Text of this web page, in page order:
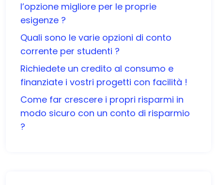
l’opzione migliore per le proprie
esigenze ?
Quali sono le varie opzioni di conto
corrente per studenti ?
Richiedete un credito al consumo e
finanziate i vostri progetti con facilità !
Come far crescere i propri risparmi in
modo sicuro con un conto di risparmio
?